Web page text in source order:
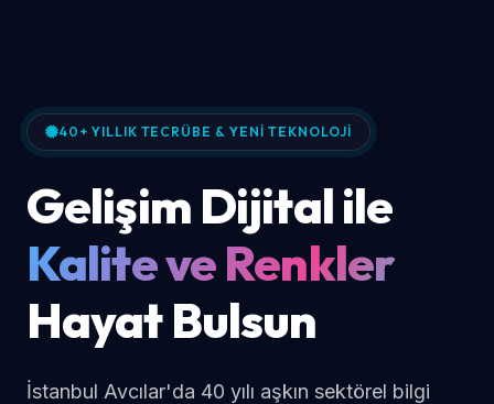
40+ YILLIK TECRÜBE & YENI TEKNOLOJI
Gelişim Dijital ile
Kalite ve Renkler
Hayat Bulsun
İstanbul Avcılar'da 40 yılı aşkın sektörel bilgi